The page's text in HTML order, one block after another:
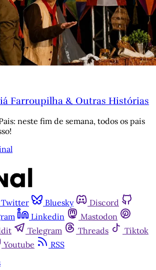
Farroupilha & Outras Histórias
neste fim de semana, todos os pais
Twitter Bluesky
Discord
Linkedin
Mastodon
Telegram Threads
Tiktok
Youtube
RSS